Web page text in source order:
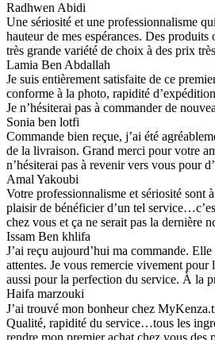
Radhwen Abidi
Une sériosité et une professionnalisme
hauteur de mes espérances. Des
très grande variété de choix à des prix
Lamia Ben Abdallah
Je suis entièrement satisfaite de ce
conforme à la photo, rapidité
Je n’hésiterai pas à commander de
Sonia ben lotfi
Commande bien reçue, j’ai été
de la livraison. Grand merci pour votre
n’hésiterai pas à revenir vers vous pour
Amal Yakoubi
Votre professionnalisme et sériosité sont
plaisir de bénéficier d’un tel
chez vous et ça ne serait pas la dernière
Issam Ben khlifa
J’ai reçu aujourd’hui ma commande.
attentes. Je vous remercie vivement
aussi pour la perfection du service. À la
Haifa marzouki
J’ai trouvé mon bonheur chez
Qualité, rapidité du service…tous les